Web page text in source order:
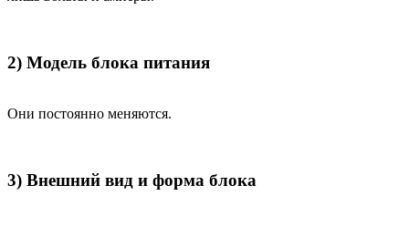
2) Модель блока питания
Они постоянно меняются.
3) Внешний вид и форма блока